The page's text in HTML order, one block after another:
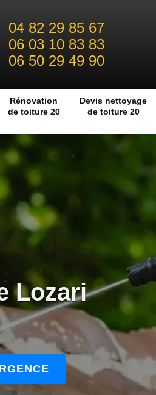
04 82 29 85 67
06 03 10 83 83
06 50 29 49 90
Rénovation
de toiture 20
Devis nettoyage
de toiture 20
Lozari